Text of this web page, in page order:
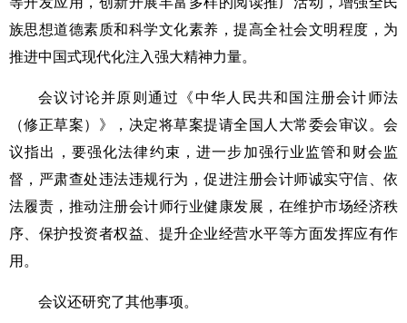
族思想道德素质和科学文化素养，提高全社会文明程度，为
推进中国式现代化注入强大精神力量。
会议讨论并原则通过《中华人民共和国注册会计师法
（修正草案）》，决定将草案提请全国人大常委会审议。会
议指出，要强化法律约束，进一步加强行业监管和财会监
督，严肃查处违法违规行为，促进注册会计师诚实守信、依
法履责，推动注册会计师行业健康发展，在维护市场经济秩
序、保护投资者权益、提升企业经营水平等方面发挥应有作
用。
会议还研究了其他事项。